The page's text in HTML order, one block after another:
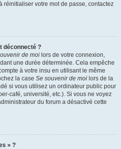
réinitialiser votre mot de passe, contactez
déconnecté ?
de moi lors de votre connexion,
une durée déterminée. Cela empêche
à votre insu en utilisant le même
la case Se souvenir de moi lors de la
si vous utilisez un ordinateur public pour
café, université, etc.). Si vous ne voyez
du forum a désactivé cette
» ?